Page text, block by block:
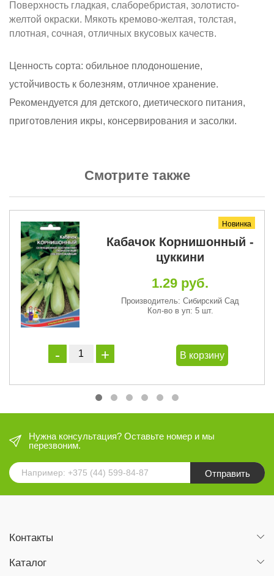
Поверхность гладкая, слаборебристая, золотисто-
желтой окраски. Мякоть кремово-желтая, толстая,
плотная, сочная, отличных вкусовых качеств.
Ценность сорта: обильное плодоношение,
устойчивость к болезням, отличное хранение.
Рекомендуется для детского, диетического питания,
приготовления икры, консервирования и засолки.
Смотрите также
Новинка
Кабачок Корнишонный -
цуккини
1.29 руб.
Производитель: Сибирский Сад
Кол-во в уп: 5 шт.
В корзину
Нужна консультация? Оставьте номер и мы
перезвоним.
Отправить
Контакты
Каталог